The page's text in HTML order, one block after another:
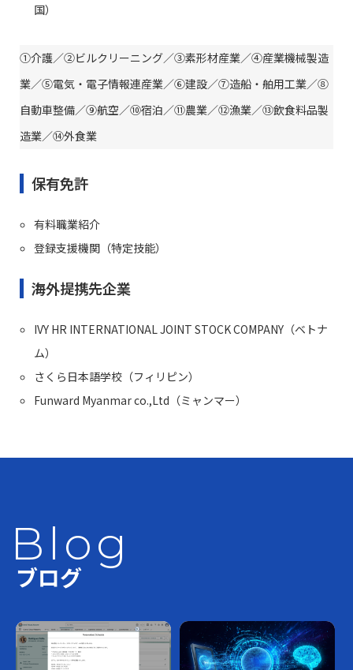
国）
①介護／②ビルクリーニング／③素形材産業／④産業機械製造
業／⑤電気・電子情報連産業／⑥建設／⑦造船・舶用工業／⑧
自動車整備／⑨航空／⑩宿泊／⑪農業／⑫漁業／⑬飲食料品製
造業／⑭外食業
保有免許
有料職業紹介
登録支援機関（特定技能）
海外提携先企業
IVY HR INTERNATIONAL JOINT STOCK COMPANY（ベトナ
ム）
さくら日本語学校（フィリピン）
Funward Myanmar co.,Ltd（ミャンマー）
Blog
ブログ